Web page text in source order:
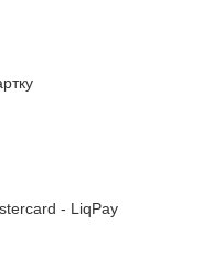
- LiqPay